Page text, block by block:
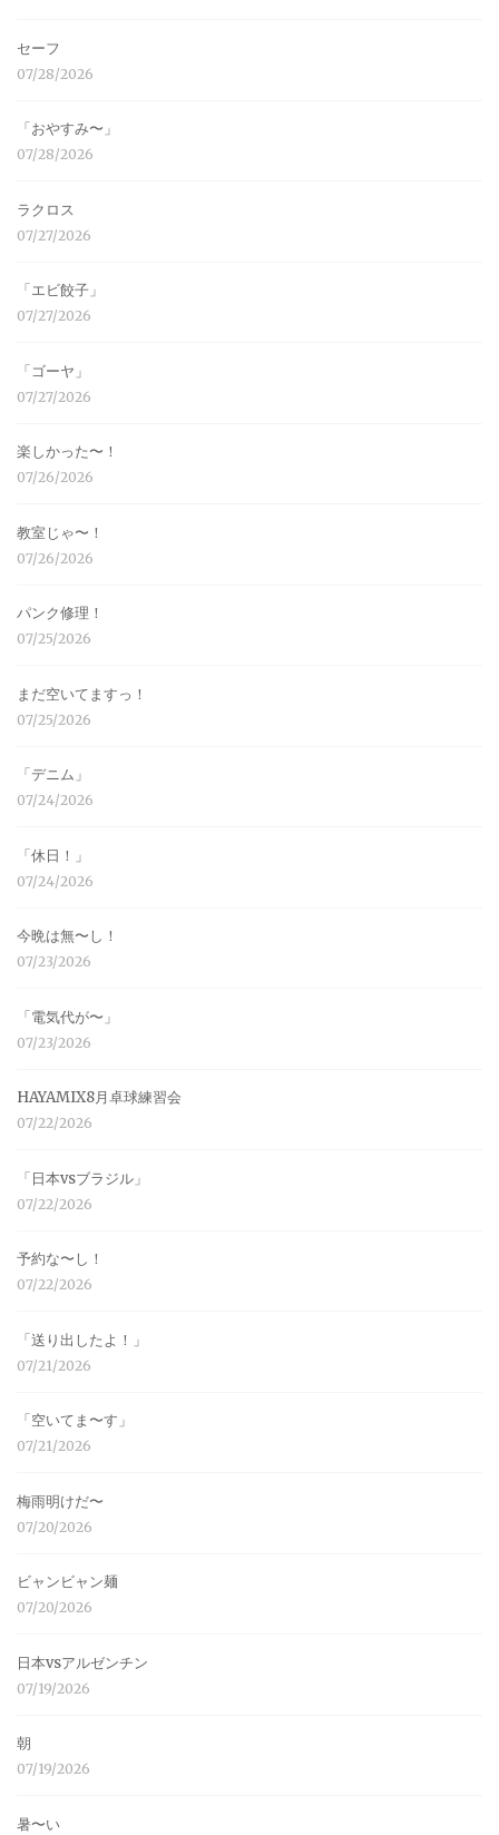
セーフ
07/28/2026
「おやすみ〜」
07/28/2026
ラクロス
07/27/2026
「エビ餃子」
07/27/2026
「ゴーヤ」
07/27/2026
楽しかった〜！
07/26/2026
教室じゃ〜！
07/26/2026
パンク修理！
07/25/2026
まだ空いてますっ！
07/25/2026
「デニム」
07/24/2026
「休日！」
07/24/2026
今晩は無〜し！
07/23/2026
「電気代が〜」
07/23/2026
HAYAMIX8月卓球練習会
07/22/2026
「日本vsブラジル」
07/22/2026
予約な〜し！
07/22/2026
「送り出したよ！」
07/21/2026
「空いてま〜す」
07/21/2026
梅雨明けだ〜
07/20/2026
ビャンビャン麺
07/20/2026
日本vsアルゼンチン
07/19/2026
朝
07/19/2026
暑〜い